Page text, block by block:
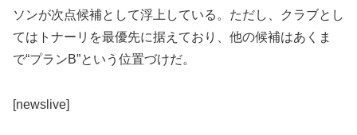
ソンが次点候補として浮上している。ただし、クラブとし
てはトナーリを最優先に据えており、他の候補はあくま
で“プランB”という位置づけだ。
[newslive]